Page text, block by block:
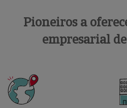
Pioneiros a
empresarial